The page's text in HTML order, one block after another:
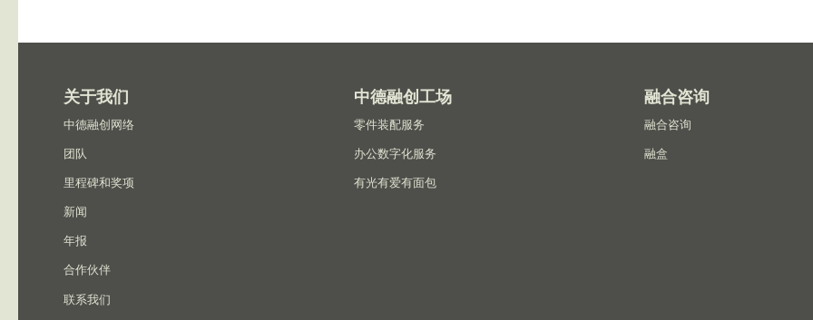
关于我们
中德融创网络
团队
里程碑和奖项
新闻
年报
合作伙伴
联系我们
中德融创工场
零件装配服务
办公数字化服务
有光有爱有面包
融合咨询
融合咨询
融盒